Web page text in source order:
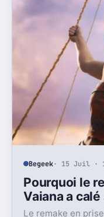
Begeek· 15 Juil ·
Pourquoi le
Vaiana a
Le remake en